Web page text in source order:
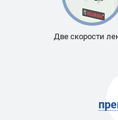
Две скорости